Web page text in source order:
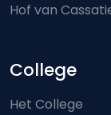
Hof van
College
Het College